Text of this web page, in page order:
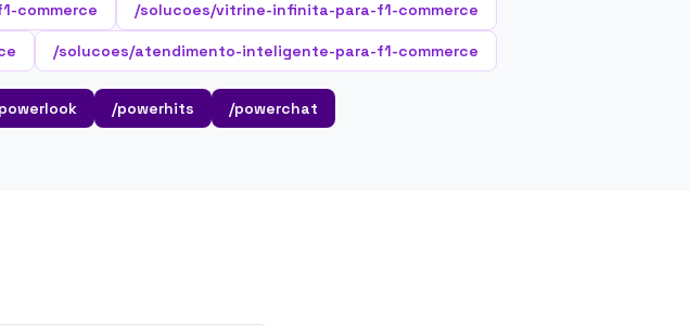
commerce /solucoes/vitrine-infinita-para-f1-commerce
/solucoes/atendimento-inteligente-para-f1-commerce
/powerhits /powerchat